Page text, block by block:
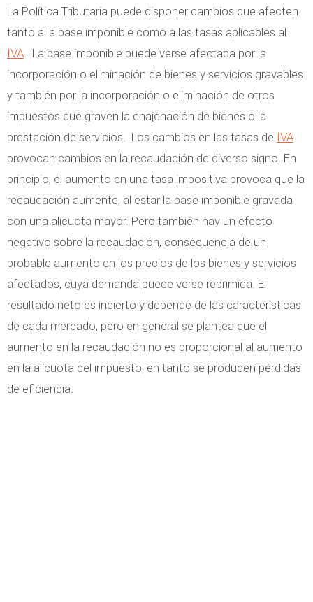
La Política Tributaria puede disponer cambios que afecten
tanto a la base imponible como a las tasas aplicables al
IVA. La base imponible puede verse afectada por la
incorporación o eliminación de bienes y servicios gravables
y también por la incorporación o eliminación de otros
impuestos que graven la enajenación de bienes o la
prestación de servicios. Los cambios en las tasas de IVA
provocan cambios en la recaudación de diverso signo. En
principio, el aumento en una tasa impositiva provoca que la
recaudación aumente, al estar la base imponible gravada
con una alícuota mayor. Pero también hay un efecto
negativo sobre la recaudación, consecuencia de un
probable aumento en los precios de los bienes y servicios
afectados, cuya demanda puede verse reprimida. El
resultado neto es incierto y depende de las características
de cada mercado, pero en general se plantea que el
aumento en la recaudación no es proporcional al aumento
en la alícuota del impuesto, en tanto se producen pérdidas
de eficiencia.